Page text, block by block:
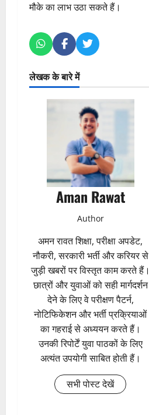
मौके का लाभ उठा सकते हैं।
लेखक के बारे में
Aman Rawat
Author
अमन रावत शिक्षा, परीक्षा अपडेट,
नौकरी, सरकारी भर्ती और करियर से
जुड़ी खबरों पर विस्तृत काम करते हैं।
छात्रों और युवाओं को सही मार्गदर्शन
देने के लिए वे परीक्षण पैटर्न,
नोटिफिकेशन और भर्ती प्रक्रियाओं
का गहराई से अध्ययन करते हैं।
उनकी रिपोर्टें युवा पाठकों के लिए
अत्यंत उपयोगी साबित होती हैं।
सभी पोस्ट देखें